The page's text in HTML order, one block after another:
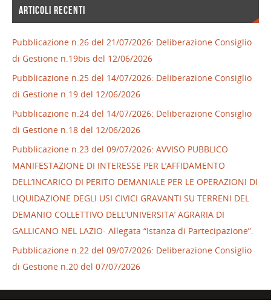
ARTICOLI RECENTI
Pubblicazione n.26 del 21/07/2026: Deliberazione Consiglio
di Gestione n.19bis del 12/06/2026
Pubblicazione n.25 del 14/07/2026: Deliberazione Consiglio
di Gestione n.19 del 12/06/2026
Pubblicazione n.24 del 14/07/2026: Deliberazione Consiglio
di Gestione n.18 del 12/06/2026
Pubblicazione n.23 del 09/07/2026: AVVISO PUBBLICO
MANIFESTAZIONE DI INTERESSE PER L’AFFIDAMENTO
DELL’INCARICO DI PERITO DEMANIALE PER LE OPERAZIONI DI
LIQUIDAZIONE DEGLI USI CIVICI GRAVANTI SU TERRENI DEL
DEMANIO COLLETTIVO DELL’UNIVERSITA’ AGRARIA DI
GALLICANO NEL LAZIO- Allegata “Istanza di Partecipazione”.
Pubblicazione n.22 del 09/07/2026: Deliberazione Consiglio
di Gestione n.20 del 07/07/2026